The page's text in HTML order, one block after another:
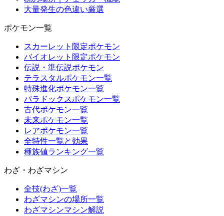
大量発生の色違い厳選
ポケモン一覧
スカーレット限定ポケモン
バイオレット限定ポケモン
伝説・準伝説ポケモン
テラスタルポケモン一覧
特殊進化ポケモン一覧
パラドックスポケモン一覧
古代ポケモン一覧
未来ポケモン一覧
レアポケモン一覧
全特性一覧と効果
種族値ランキング一覧
わざ・わざマシン
全技(わざ)一覧
わざマシンの場所一覧
わざマシンマシン解説